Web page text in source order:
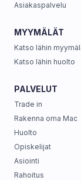
Asiakaspalvelu
MYYMÄLÄT
Katso lähin
Katso lähin huolto
PALVELUT
Trade in
Rakenna oma Mac
Huolto
Opiskelijat
Asiointi
Rahoitus